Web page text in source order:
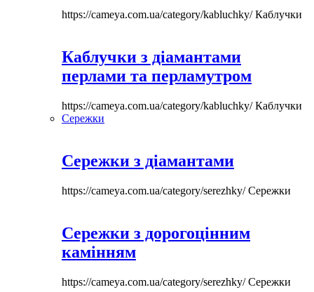
https://cameya.com.ua/category/kabluchky/Каблучки
Каблучки з діамантами
перлами та перламутром
https://cameya.com.ua/category/kabluchky/Каблучки
Сережки
Сережки з діамантами
https://cameya.com.ua/category/serezhky/Сережки
Сережки з дорогоцінним
камінням
https://cameya.com.ua/category/serezhky/Сережки